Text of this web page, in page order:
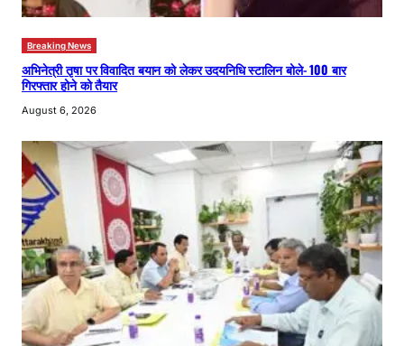
Breaking News
अभिनेत्री तृषा पर विवादित बयान को लेकर उदयनिधि स्टालिन बोले- 100 बार
गिरफ्तार होने को तैयार
August 6, 2026